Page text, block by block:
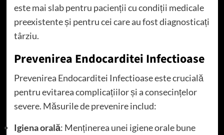
este mai slab pentru pacienții cu condiții medicale
preexistente și pentru cei care au fost diagnosticați
târziu.
Prevenirea Endocarditei Infectioase
Prevenirea Endocarditei Infectioase este crucială
pentru evitarea complicațiilor și a consecințelor
severe. Măsurile de prevenire includ:
Igiena orală: Menținerea unei igiene orale bune